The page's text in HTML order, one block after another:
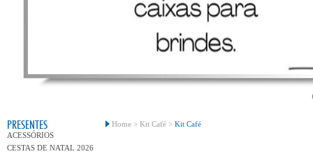
PRESENTES
ACESSÓRIOS
CESTAS DE NATAL 2026
Home > Kit Café > Kit Café